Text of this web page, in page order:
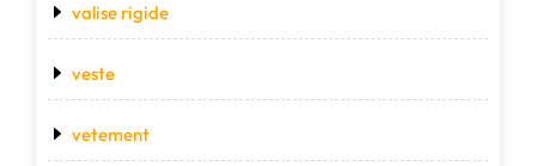
valise rigide
veste
vetement